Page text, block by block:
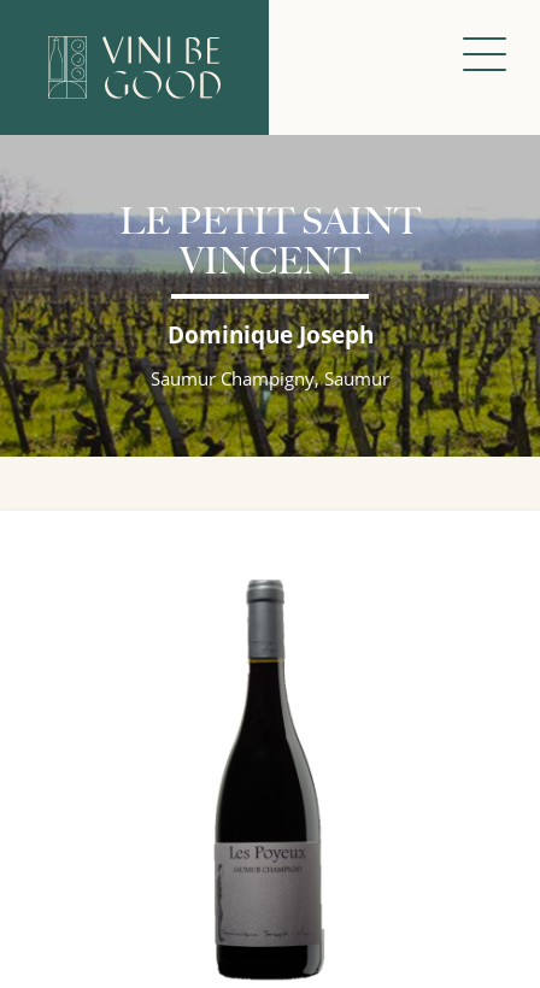
LE PETIT SAINT
VINCENT
Dominique Joseph
Saumur Champigny, Saumur